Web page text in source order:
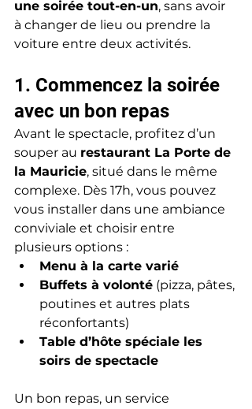
une soirée tout-en-un, sans avoir
à changer de lieu ou prendre la
voiture entre deux activités.
1. Commencez la soirée
avec un bon repas
Avant le spectacle, profitez d’un
souper au restaurant La Porte de
la Mauricie, situé dans le même
complexe. Dès 17h, vous pouvez
vous installer dans une ambiance
conviviale et choisir entre
plusieurs options :
Menu à la carte varié
Buffets à volonté (pizza, pâtes,
poutines et autres plats
réconfortants)
Table d’hôte spéciale les
soirs de spectacle
Un bon repas, un service